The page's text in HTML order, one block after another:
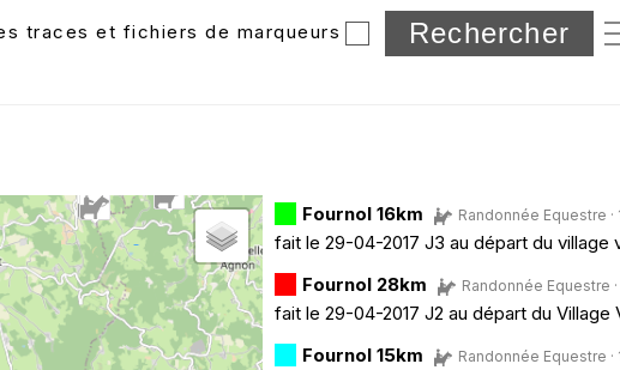
Dossier
et sous-dossiers
traces et fichiers de marqueurs
Fournol 16km Randonnée Equestre ·
fait le 29-04-2017 J3 au départ du village
Fournol 28km
Randonnée Equestre ·
fait le 29-04-2017 J2 au départ du Village
Fournol 15km
Randonnée Equestre ·